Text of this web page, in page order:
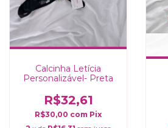
Calcinha Letícia
Personalizável- Preta
R$32,61
R$30,00 com Pix